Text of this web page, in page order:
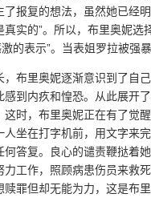
报复的想法，虽然她已经
实的”。所以，布里奥妮选
的表示”。当表姐罗拉被强
布里奥妮逐渐意识到了自
到内疚和惶恐。从此展开
时，布里奥妮正在有了觉
坐在打字机前，用文字来
答复。良心的谴责鞭挞着
工作，照顾病患伤员来救
罪但却无能为力，这是布